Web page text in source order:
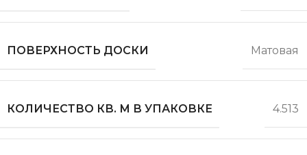
ПОВЕРХНОСТЬ ДОСКИ Матовая
КОЛИЧЕСТВО КВ. М В УПАКОВКЕ 4.513